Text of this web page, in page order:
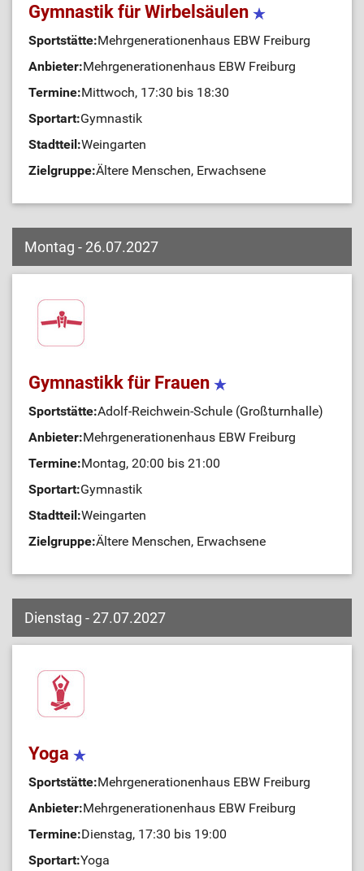
Gymnastik für Wirbelsäulen
Sportstätte:Mehrgenerationenhaus EBW Freiburg
Anbieter:Mehrgenerationenhaus EBW Freiburg
Termine:Mittwoch, 17:30 bis 18:30
Sportart:Gymnastik
Stadtteil:Weingarten
Zielgruppe:Ältere Menschen, Erwachsene
Montag - 26.07.2027
Gymnastikk für Frauen
Sportstätte:Adolf-Reichwein-Schule (Großturnhalle)
Anbieter:Mehrgenerationenhaus EBW Freiburg
Termine:Montag, 20:00 bis 21:00
Sportart:Gymnastik
Stadtteil:Weingarten
Zielgruppe:Ältere Menschen, Erwachsene
Dienstag - 27.07.2027
Yoga
Sportstätte:Mehrgenerationenhaus EBW Freiburg
Anbieter:Mehrgenerationenhaus EBW Freiburg
Termine:Dienstag, 17:30 bis 19:00
Sportart:Yoga